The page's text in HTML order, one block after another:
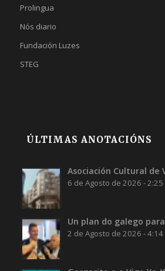
Prolingua
Nós diario
Fundación Luzes
STEG
ÚLTIMAS ANOTACIÓNS
Asociación Cultural de
6 de Agosto de 2026 - 2:25
Un plan do galego
2 de Agosto de 2026 - 4:14